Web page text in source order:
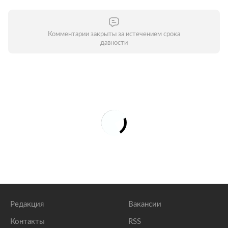
Комментарии закрыты за истечением срока
давности
Редакция
Контакты
Вакансии
RSS